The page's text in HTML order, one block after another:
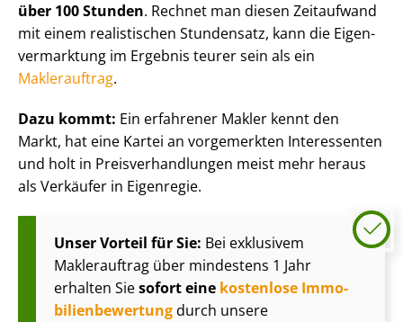
über 100 Stunden. Rechnet man diesen Zeitaufwand
mit einem realistischen Stundensatz, kann die Ei­gen­
ver­mark­tung im Ergebnis teurer sein als ein
Maklerauftrag.
Dazu kommt: Ein erfahrener Makler kennt den
Markt, hat eine Kartei an vorgemerkten Interessenten
und holt in Preis­ver­hand­lun­gen meist mehr heraus
als Verkäufer in Eigenregie.
Unser Vorteil für Sie: Bei exklusivem
Maklerauftrag über mindestens 1 Jahr
erhalten Siesofort eine kostenlose Im­mo­
bi­li­en­be­wer­tungdurch unsere